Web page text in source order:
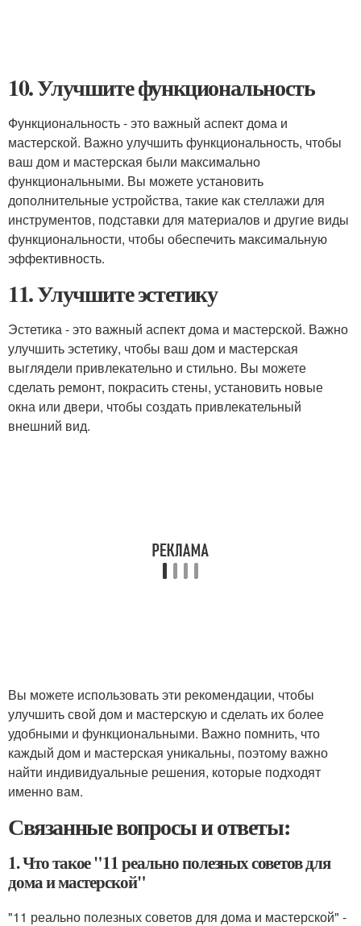
10. Улучшите функциональность
Функциональность - это важный аспект дома и
мастерской. Важно улучшить функциональность, чтобы
ваш дом и мастерская были максимально
функциональными. Вы можете установить
дополнительные устройства, такие как стеллажи для
инструментов, подставки для материалов и другие виды
функциональности, чтобы обеспечить максимальную
эффективность.
11. Улучшите эстетику
Эстетика - это важный аспект дома и мастерской. Важно
улучшить эстетику, чтобы ваш дом и мастерская
выглядели привлекательно и стильно. Вы можете
сделать ремонт, покрасить стены, установить новые
окна или двери, чтобы создать привлекательный
внешний вид.
Вы можете использовать эти рекомендации, чтобы
улучшить свой дом и мастерскую и сделать их более
удобными и функциональными. Важно помнить, что
каждый дом и мастерская уникальны, поэтому важно
найти индивидуальные решения, которые подходят
именно вам.
Связанные вопросы и ответы:
1. Что такое "11 реально полезных советов для
дома и мастерской"
"11 реально полезных советов для дома и мастерской" -